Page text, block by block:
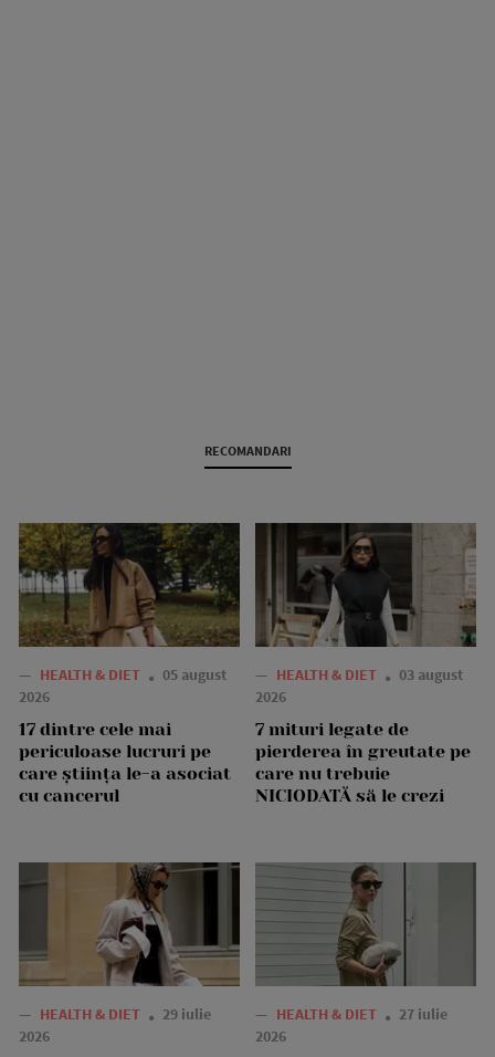
RECOMANDARI
— HEALTH & DIET
05 august
2026
17 dintre cele mai
periculoase lucruri pe
care știința le-a asociat
cu cancerul
— HEALTH & DIET
03 august
2026
7 mituri legate de
pierderea în greutate pe
care nu trebuie
NICIODATĂ să le crezi
— HEALTH & DIET
29 iulie
2026
— HEALTH & DIET
27 iulie
2026